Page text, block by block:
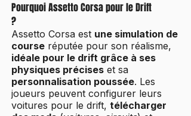
Pourquoi Assetto Corsa pour le Drift
?
Assetto Corsa est une simulation de
course réputée pour son réalisme,
idéale pour le drift grâce à ses
physiques précises et sa
personnalisation poussée. Les
joueurs peuvent configurer leurs
voitures pour le drift, télécharger